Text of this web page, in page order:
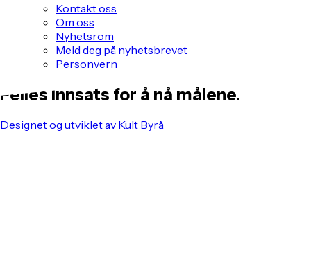
Kontakt oss
Om oss
Nyhetsrom
Meld deg på nyhetsbrevet
Personvern
Felles innsats for å nå målene.
Designet og utviklet av Kult Byrå